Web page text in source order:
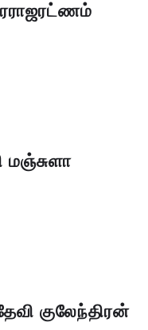
மஞ்சுளா
குலேந்திரன்